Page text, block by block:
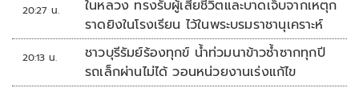
20:27 น.
ในหลวง ทรงรับผู้เสียชีวิตและบาดเจ็บจากเหตุก
ราดยิงในโรงเรียน ไว้ในพระบรมราชานุเคราะห์
20:13 น.
ชาวบุรีรัมย์ร้องทุกข์ น้ำท่วมนาข้าวซ้ำซากทุกปี
รถเล็กผ่านไม่ได้ วอนหน่วยงานเร่งแก้ไข